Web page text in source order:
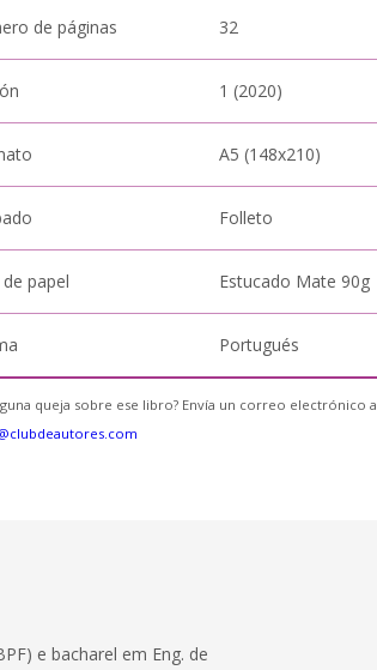
de páginas 32
1 (2020)
A5 (148x210)
Folleto
papel Estucado Mate 90g
Portugués
queja sobre ese libro? Envía un correo electrónico a
e bacharel em Eng. de